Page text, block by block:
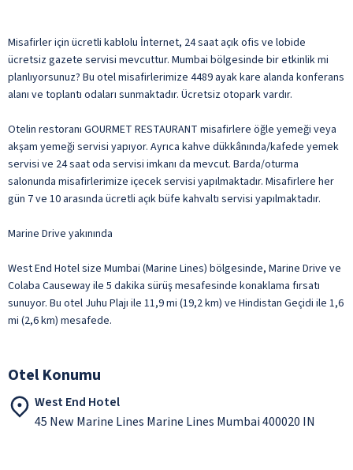
Misafirler için ücretli kablolu İnternet, 24 saat açık ofis ve lobide
ücretsiz gazete servisi mevcuttur. Mumbai bölgesinde bir etkinlik mi
planlıyorsunuz? Bu otel misafirlerimize 4489 ayak kare alanda konferans
alanı ve toplantı odaları sunmaktadır. Ücretsiz otopark vardır.
Otelin restoranı GOURMET RESTAURANT misafirlere öğle yemeği veya
akşam yemeği servisi yapıyor. Ayrıca kahve dükkânında/kafede yemek
servisi ve 24 saat oda servisi imkanı da mevcut. Barda/oturma
salonunda misafirlerimize içecek servisi yapılmaktadır. Misafirlere her
gün 7 ve 10 arasında ücretli açık büfe kahvaltı servisi yapılmaktadır.
Marine Drive yakınında
West End Hotel size Mumbai (Marine Lines) bölgesinde, Marine Drive ve
Colaba Causeway ile 5 dakika sürüş mesafesinde konaklama fırsatı
sunuyor. Bu otel Juhu Plajı ile 11,9 mi (19,2 km) ve Hindistan Geçidi ile 1,6
mi (2,6 km) mesafede.
Otel Konumu
West End Hotel
45 New Marine Lines Marine Lines Mumbai 400020 IN